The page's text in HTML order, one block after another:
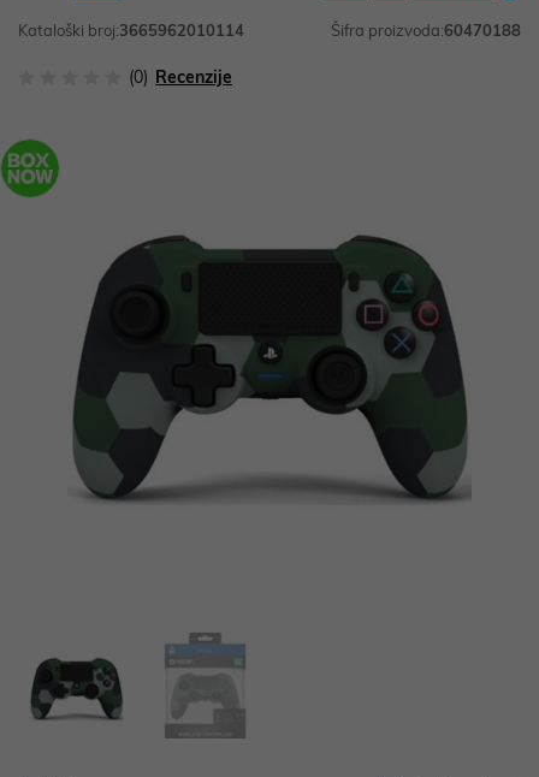
Kataloški broj:3665962010114 Šifra proizvoda:60470188
(0) Recenzije